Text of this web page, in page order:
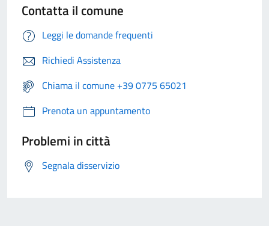
Contatta il comune
Leggi le domande frequenti
Richiedi Assistenza
Chiama il comune +39 0775 65021
Prenota un appuntamento
Problemi in città
Segnala disservizio